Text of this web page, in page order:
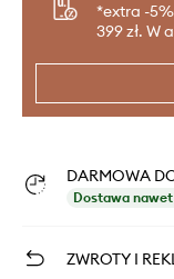
*extra -
399 zł. W
DARMOWA
Dostawa
ZWROTY I